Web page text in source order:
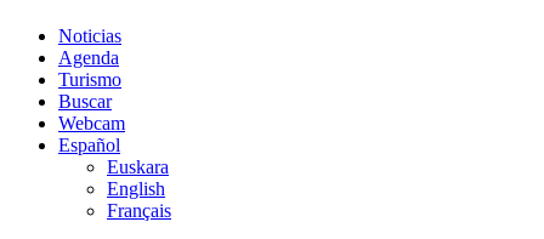
Noticias
Agenda
Turismo
Buscar
Webcam
Español
Euskara
English
Français